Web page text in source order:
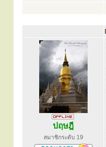
ปฤษฎี
สมาชิกระดับ 19